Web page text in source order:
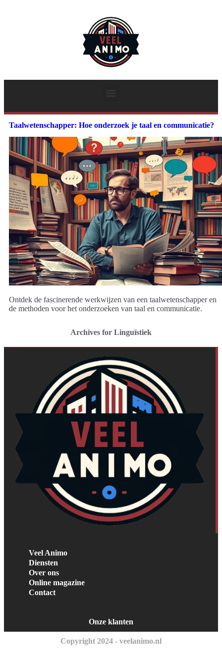
Taalwetenschapper: Hoe onderzoek je taal en communicatie?
Ontdek de fascinerende werkwijzen van een taalwetenschapper en
de methoden voor het onderzoeken van taal en communicatie.
Archives for Linguïstiek
Veel Animo
Diensten
Over ons
Online magazine
Contact
Onze klanten
Copyright 2024 - veelanimo.nl